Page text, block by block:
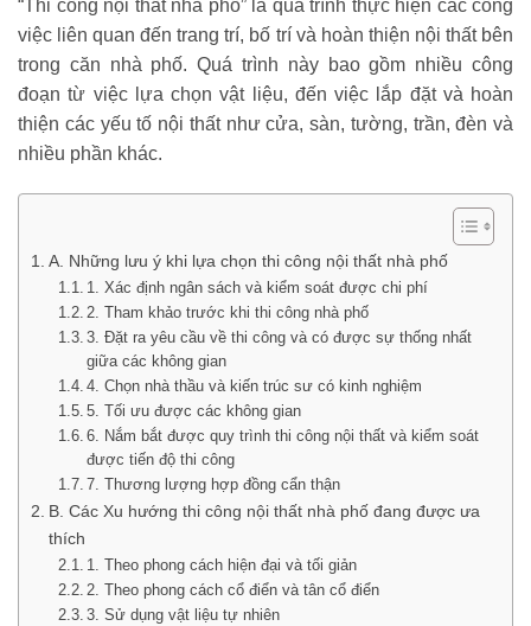
“Thi công nội thất nhà phố” là quá trình thực hiện các công
việc liên quan đến trang trí, bố trí và hoàn thiện nội thất bên
trong căn nhà phố. Quá trình này bao gồm nhiều công
đoạn từ việc lựa chọn vật liệu, đến việc lắp đặt và hoàn
thiện các yếu tố nội thất như cửa, sàn, tường, trần, đèn và
nhiều phần khác.
A. Những lưu ý khi lựa chọn thi công nội thất nhà phố
1. Xác định ngân sách và kiểm soát được chi phí
2. Tham khảo trước khi thi công nhà phố
3. Đặt ra yêu cầu về thi công và có được sự thống nhất
giữa các không gian
4. Chọn nhà thầu và kiến trúc sư có kinh nghiệm
5. Tối ưu được các không gian
6. Nắm bắt được quy trình thi công nội thất và kiểm soát
được tiến độ thi công
7. Thương lượng hợp đồng cẩn thận
B. Các Xu hướng thi công nội thất nhà phố đang được ưa
thích
1. Theo phong cách hiện đại và tối giản
2. Theo phong cách cổ điển và tân cổ điển
3. Sử dụng vật liệu tự nhiên